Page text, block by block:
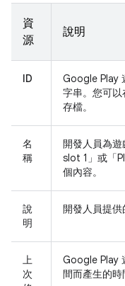
資
源
說明
ID
Google Play
字串。您可
存檔。
名
稱
開發人員為
slot 1」或「
個內容。
說
明
開發人員提供
上
次
Google Play
間而產生的時